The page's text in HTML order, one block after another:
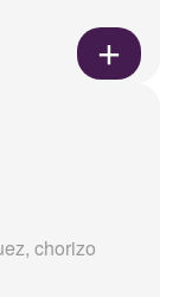
chorizo